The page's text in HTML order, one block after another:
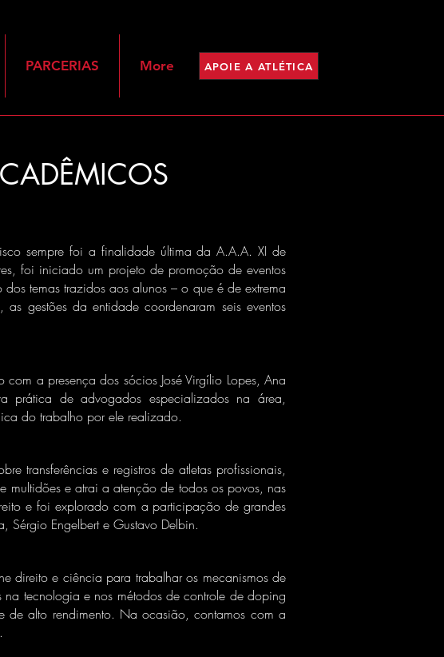
PARCERIAS More APOIE A ATLÉTICA
sempre foi a finalidade última da A.A.A. XI de
foi iniciado um projeto de promoção de eventos
temas trazidos aos alunos – o que é de extrema
as gestões da entidade coordenaram seis eventos
a presença dos sócios José Virgílio Lopes, Ana
prática de advogados especializados na área,
do trabalho por ele realizado.
transferências e registros de atletas profissionais,
multidões e atrai a atenção de todos os povos, nas
e foi explorado com a participação de grandes
Sérgio Engelbert e Gustavo Delbin.
direito e ciência para trabalhar os mecanismos de
tecnologia e nos métodos de controle de doping
de alto rendimento. Na ocasião, contamos com a